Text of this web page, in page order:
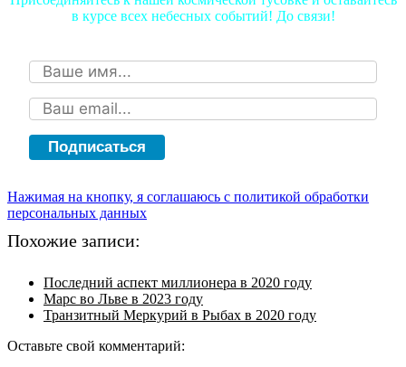
в курсе всех небесных событий! До связи!
Подписаться
Нажимая на кнопку, я соглашаюсь с политикой обработки
персональных данных
Похожие записи:
Последний аспект миллионера в 2020 году
Марс во Льве в 2023 году
Транзитный Меркурий в Рыбах в 2020 году
Оставьте свой комментарий: